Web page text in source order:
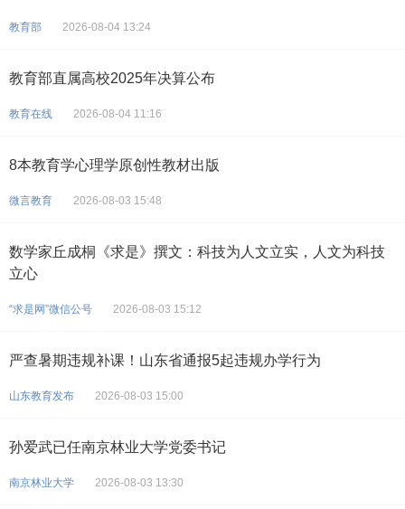
教育部 2026-08-04 13:24
教育部直属高校2025年决算公布
教育在线 2026-08-04 11:16
8本教育学心理学原创性教材出版
微言教育 2026-08-03 15:48
数学家丘成桐《求是》撰文：科技为人文立实，人文为科技
立心
“求是网”微信公号 2026-08-03 15:12
严查暑期违规补课！山东省通报5起违规办学行为
山东教育发布 2026-08-03 15:00
孙爱武已任南京林业大学党委书记
南京林业大学 2026-08-03 13:30